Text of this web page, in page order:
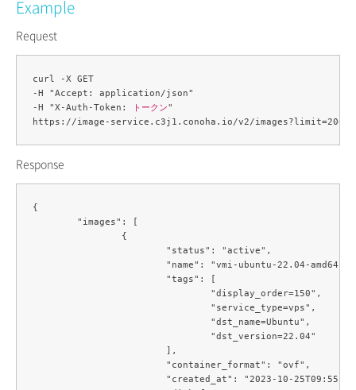
Example
Request
curl -X GET
-H "Accept: application/json"
-H "X-Auth-Token:
トークン"
Response
{